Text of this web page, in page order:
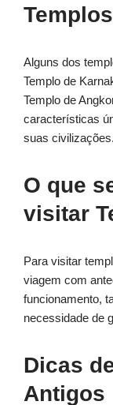
Alguns dos
Templo de
Templo de
características
suas civilizações.
O que
visitar
Para visitar
viagem com
funcionamento,
necessidade de
Dicas
Antigos